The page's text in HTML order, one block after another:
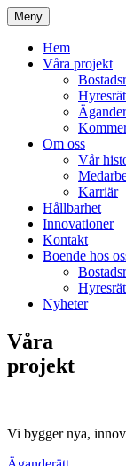
Meny
Hem
Våra projekt
Om oss
Vår
Karriär
Hållbarhet
Innovationer
Kontakt
Boende hos
Nyheter
Våra
projekt
Vi bygger nya,